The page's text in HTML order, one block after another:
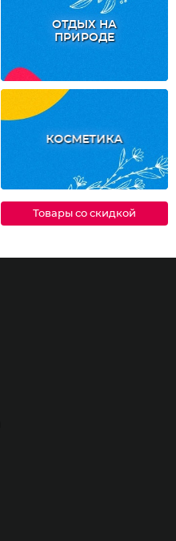
ОТДЫХ НА
ПРИРОДЕ
КОСМЕТИКА
Товары со скидкой